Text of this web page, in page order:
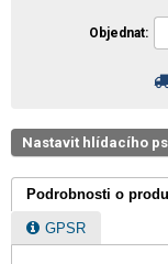
Objednat
Nastavit hlídacího
Podrobnosti o
GPSR